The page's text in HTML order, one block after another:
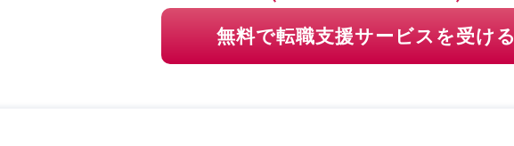
無料で転職支援サービスを受ける